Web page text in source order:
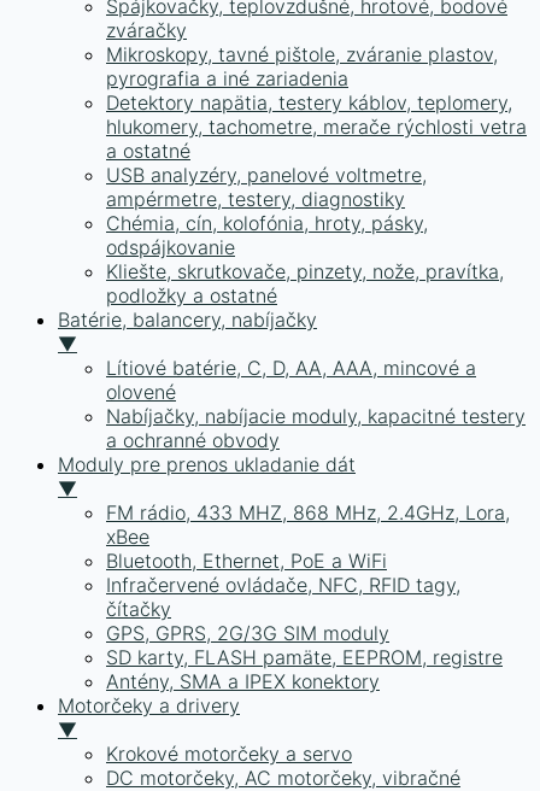
Spájkovačky, teplovzdušné, hrotové, bodové
zváračky
Mikroskopy, tavné pištole, zváranie plastov,
pyrografia a iné zariadenia
Detektory napätia, testery káblov, teplomery,
hlukomery, tachometre, merače rýchlosti vetra
a ostatné
USB analyzéry, panelové voltmetre,
ampérmetre, testery, diagnostiky
Chémia, cín, kolofónia, hroty, pásky,
odspájkovanie
Kliešte, skrutkovače, pinzety, nože, pravítka,
podložky a ostatné
Batérie, balancery, nabíjačky
▼
Lítiové batérie, C, D, AA, AAA, mincové a
olovené
Nabíjačky, nabíjacie moduly, kapacitné testery
a ochranné obvody
Moduly pre prenos ukladanie dát
▼
FM rádio, 433 MHZ, 868 MHz, 2.4GHz, Lora,
xBee
Bluetooth, Ethernet, PoE a WiFi
Infračervené ovládače, NFC, RFID tagy,
čítačky
GPS, GPRS, 2G/3G SIM moduly
SD karty, FLASH pamäte, EEPROM, registre
Antény, SMA a IPEX konektory
Motorčeky a drivery
▼
Krokové motorčeky a servo
DC motorčeky, AC motorčeky, vibračné